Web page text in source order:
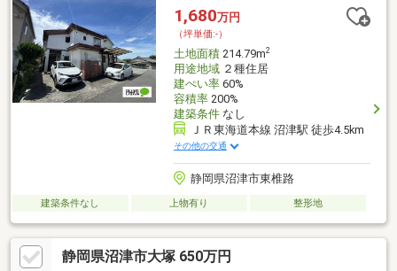
科、小児科の医院があり体調管理も◎車で約10分圏内に保育施設
が4件はあり、子育て世帯も暮らしやすい！◇即日引き渡し可備
考：浄化槽
1,680万円
（坪単価:-）
土地面積214.79m2
用途地域２種住居
建ぺい率60%
容積率200%
建築条件なし
ＪＲ東海道本線 沼津駅 徒歩4.5km
その他の交通
静岡県沼津市東椎路
建築条件なし 上物有り 整形地
静岡県沼津市大塚 650万円